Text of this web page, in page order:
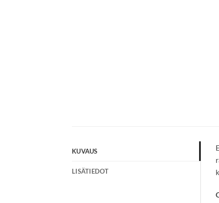
KUVAUS
LISÄTIEDOT